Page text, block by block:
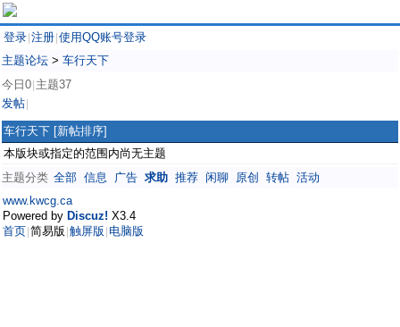
登录 注册 使用QQ账号登录
主题论坛 > 车行天下
今日0 主题37
发帖
车行天下 [新帖排序]
本版块或指定的范围内尚无主题
主题分类 全部 信息 广告 求助 推荐 闲聊 原创 转帖 活动
www.kwcg.ca
Powered by Discuz! X3.4
首页 简易版 触屏版 电脑版